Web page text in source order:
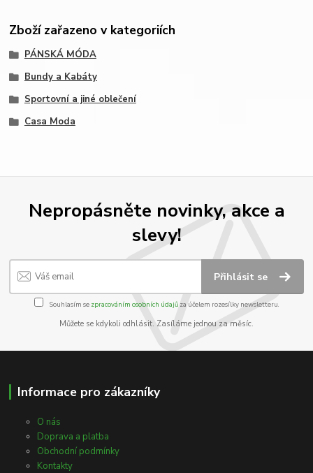
Zboží zařazeno v kategoriích
PÁNSKÁ MÓDA
Bundy a Kabáty
Sportovní a jiné oblečení
Casa Moda
Nepropásněte novinky, akce a
slevy!
Přihlásit se
Souhlasím se zpracováním osobních údajůza účelem rozesílky newsletteru.
Můžete se kdykoli odhlásit. Zasíláme jednou za měsíc.
Informace pro zákazníky
O nás
Doprava a platba
Obchodní podmínky
Kontakty